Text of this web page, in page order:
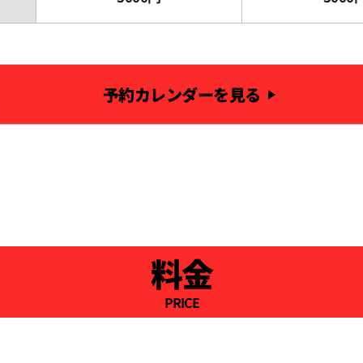
予約カレンダーを見る
料金
PRICE